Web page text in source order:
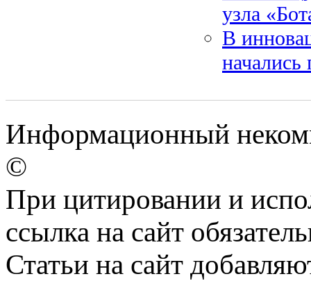
узла
В
начались
Информационный
©
При цитировании и
ссылка на сайт
Статьи на сайт